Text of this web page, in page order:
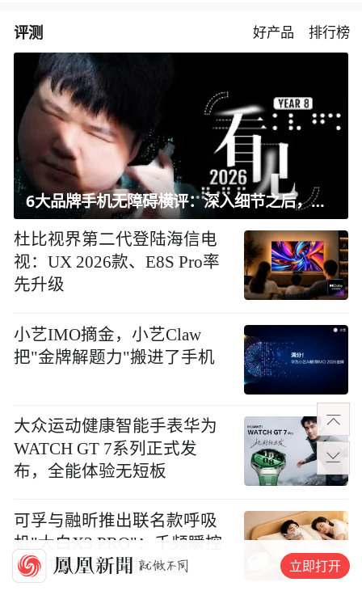
评测 好产品 排行榜
6大品牌手机无障碍横评：深入细节之后，似乎只有苹果能挺住？｜ 看见2026
杜比视界第二代登陆海信电
视：UX 2026款、E8S Pro率
先升级
小艺IMO摘金，小艺Claw
把"金牌解题力"搬进了手机
大众运动健康智能手表华为
WATCH GT 7系列正式发
布，全能体验无短板
可孚与融昕推出联名款呼吸
机"大白X3 PRO"：千频瞬控
算法攻克人机对抗难题
立即打开